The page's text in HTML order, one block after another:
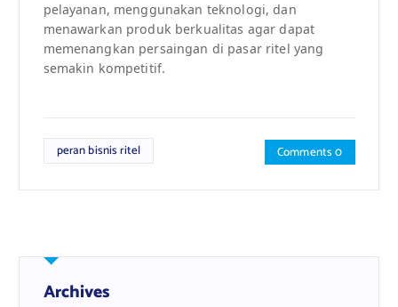
pelayanan, menggunakan teknologi, dan
menawarkan produk berkualitas agar dapat
memenangkan persaingan di pasar ritel yang
semakin kompetitif.
peran bisnis ritel Comments 0
Archives